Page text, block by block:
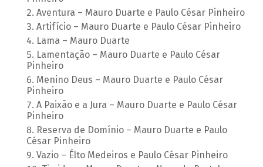
Aventura – Mauro Duarte e Paulo César Pinheiro
Artifício – Mauro Duarte e Paulo César Pinheiro
Lama – Mauro Duarte
Lamentação – Mauro Duarte e Paulo César
Pinheiro
Menino Deus – Mauro Duarte e Paulo César
Pinheiro
A Paixão e a Jura – Mauro Duarte e Paulo César
Pinheiro
Reserva de Domínio – Mauro Duarte e Paulo
César Pinheiro
Vazio – Élto Medeiros e Paulo César Pinheiro